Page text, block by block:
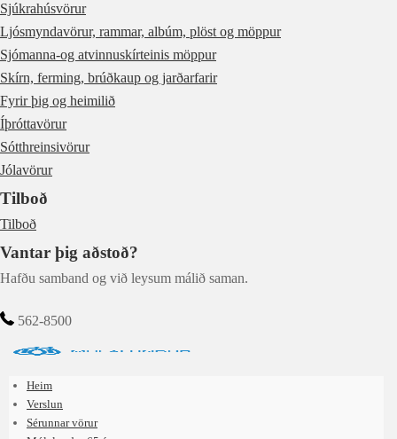
Sjúkrahúsvörur
Ljósmyndavörur, rammar, albúm, plöst og möppur
Sjómanna-og atvinnuskírteinis möppur
Skírn, ferming, brúðkaup og jarðarfarir
Fyrir þig og heimilið
Íþróttavörur
Sótthreinsivörur
Jólavörur
Tilboð
Tilboð
Vantar þig aðstoð?
Hafðu samband og við leysum málið saman.
562-8500
Heim
Verslun
Sérunnar vörur